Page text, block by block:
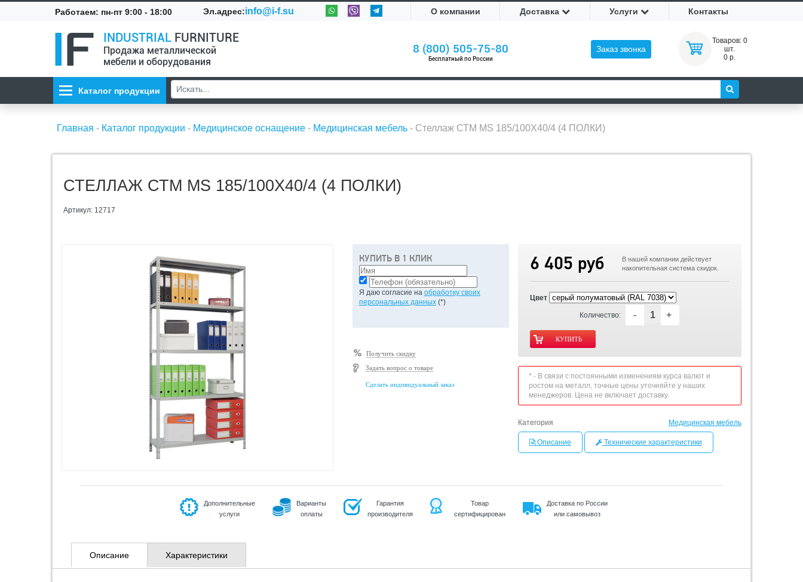
Работаем: пн-пт 9:00 - 18:00 Эл.адрес:info@i-f.su О компании Доставка Услуги Контакты
INDUSTRIAL FURNITURE
Продажа металлической
мебели и оборудования
8 (800) 505-75-80
Бесплатный по России
Заказ звонка
Товаров: 0
шт.
0 р.
Каталог продукции
Главная - Каталог продукции - Медицинское оснащение - Медицинская мебель - Стеллаж СТМ MS 185/100Х40/4 (4 ПОЛКИ)
СТЕЛЛАЖ СТМ MS 185/100Х40/4 (4 ПОЛКИ)
Артикул: 12717
КУПИТЬ В 1 КЛИК
Я даю согласие на обработку своих
персональных данных(*)
Получить скидку
Задать вопрос о товаре
Сделать индивидуальный заказ
6 405 руб
В нашей компании действует
накопительная система скидок.
Цвет
Количество: - +
* - В связи с постоянными изменениям курса валют и
ростом на металл, точные цены уточняйте у наших
менеджеров. Цена не включает доставку.
Категория Медицинская мебель
Описание Технические характеристики
Дополнительные
услуги
Варианты
оплаты
Гарантия
производителя
Товар
сертифицирован
Доставка по России
или самовывоз
Описание Характеристики